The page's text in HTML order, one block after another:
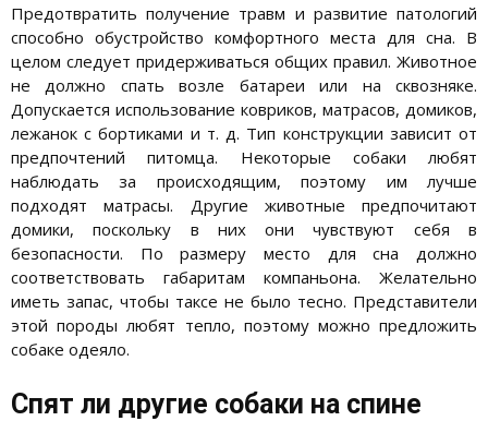
Предотвратить получение травм и развитие патологий
способно обустройство комфортного места для сна. В
целом следует придерживаться общих правил. Животное
не должно спать возле батареи или на сквозняке.
Допускается использование ковриков, матрасов, домиков,
лежанок с бортиками и т. д. Тип конструкции зависит от
предпочтений питомца. Некоторые собаки любят
наблюдать за происходящим, поэтому им лучше
подходят матрасы. Другие животные предпочитают
домики, поскольку в них они чувствуют себя в
безопасности. По размеру место для сна должно
соответствовать габаритам компаньона. Желательно
иметь запас, чтобы таксе не было тесно. Представители
этой породы любят тепло, поэтому можно предложить
собаке одеяло.
Спят ли другие собаки на спине